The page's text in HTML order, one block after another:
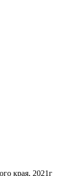
края, 2021г